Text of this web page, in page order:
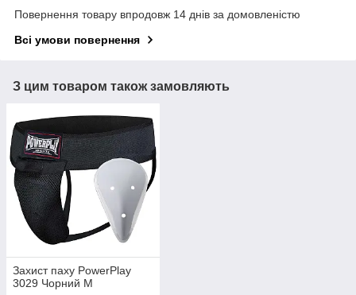
Повернення товару впродовж 14 днів за домовленістю
Всі умови повернення
З цим товаром також замовляють
Захист паху PowerPlay
3029 Чорний M